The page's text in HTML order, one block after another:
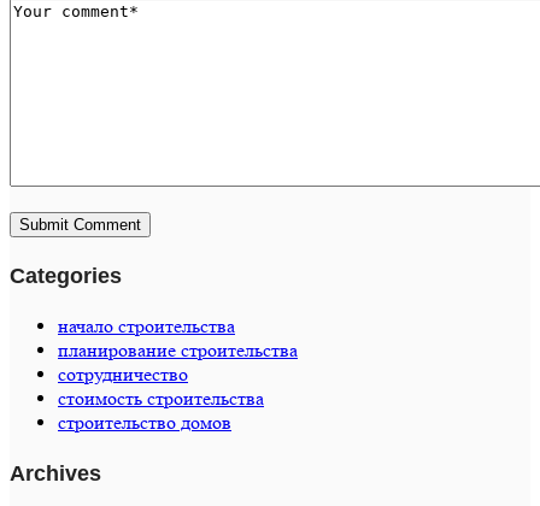
Categories
начало строительства
планирование строительства
сотрудничество
стоимость строительства
строительство домов
Archives